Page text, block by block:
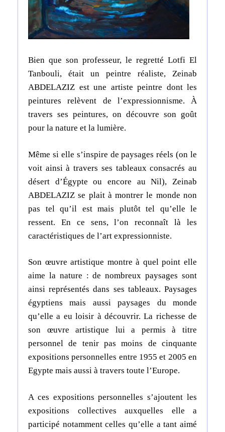
Bien que son professeur, le regretté Lotfi El
Tanbouli, était un peintre réaliste, Zeinab
ABDELAZIZ est une artiste peintre dont les
peintures relèvent de l’expressionnisme. À
travers ses peintures, on découvre son goût
pour la nature et la lumière.
Même si elle s’inspire de paysages réels (on le
voit ainsi à travers ses tableaux consacrés au
désert d’Égypte ou encore au Nil), Zeinab
ABDELAZIZ se plait à montrer le monde non
pas tel qu’il est mais plutôt tel qu’elle le
ressent. En ce sens, l’on reconnaît là les
caractéristiques de l’art expressionniste.
Son œuvre artistique montre à quel point elle
aime la nature : de nombreux paysages sont
ainsi représentés dans ses tableaux. Paysages
égyptiens mais aussi paysages du monde
qu’elle a eu loisir à découvrir. La richesse de
son œuvre artistique lui a permis à titre
personnel de tenir pas moins de cinquante
expositions personnelles entre 1955 et 2005 en
Egypte mais aussi à travers toute l’Europe.
A ces expositions personnelles s’ajoutent les
expositions collectives auxquelles elle a
participé notamment celles qu’elle a tant aimé